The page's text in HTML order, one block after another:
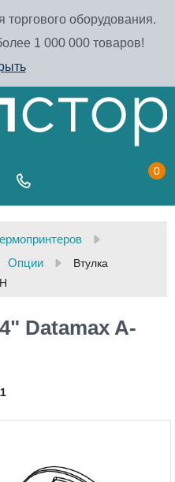
оборудования.
1 000 000 товаров!
0
Опции
Втулка
Datamax A-